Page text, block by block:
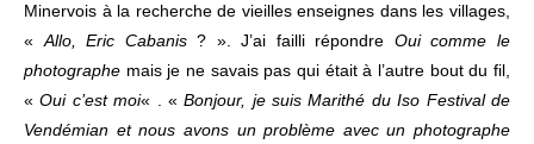
Minervois à la recherche de vieilles enseignes dans les villages,
« Allo, Eric Cabanis? ». J’ai failli répondre Oui comme le
photographe mais je ne savais pas qui était à l’autre bout du fil,
«Oui c’est moi« . «Bonjour, je suis Marithé du Iso Festival de
Vendémian et nous avons un problème avec un photographe